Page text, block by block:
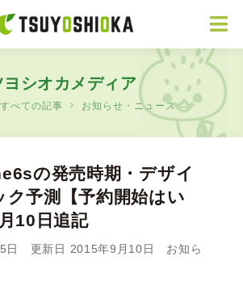
ヨシオカメディア
すべての記事 お知らせ・ニュース
の発売時期・デザイ
ク予測【予約開始はい
10日追記
5日 更新日 2015年9月10日 お知ら